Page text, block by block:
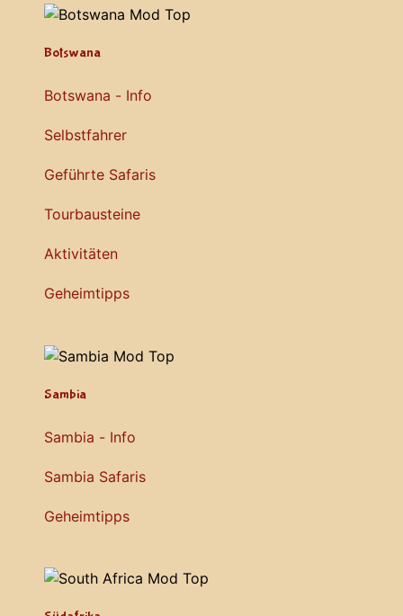
Botswana
Botswana - Info
Selbstfahrer
Geführte Safaris
Tourbausteine
Aktivitäten
Geheimtipps
Sambia
Sambia - Info
Sambia Safaris
Geheimtipps